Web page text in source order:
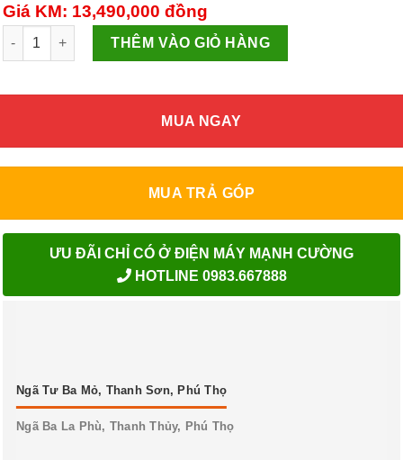
Giá KM: 13,490,000 đồng
Tủ lạnh Panasonic Inverter 322 lít NR-BV360QSVN số lượng
THÊM VÀO GIỎ HÀNG
MUA NGAY
MUA TRẢ GÓP
ƯU ĐÃI CHỈ CÓ Ở ĐIỆN MÁY MẠNH CƯỜNG
HOTLINE 0983.667888
Ngã Tư Ba Mỏ, Thanh Sơn, Phú Thọ
Ngã Ba La Phù, Thanh Thủy, Phú Thọ